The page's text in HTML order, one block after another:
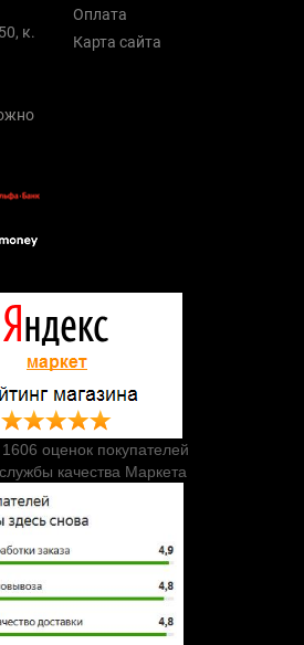
к.
Оплата
Карта сайта
оценок покупателей
качества Маркета